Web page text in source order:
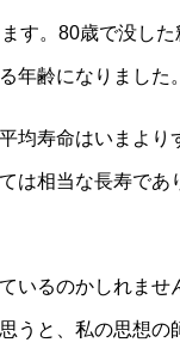
す。80歳で没し
年齢になりました。
均寿命はいまよ
は相当な長寿で
いるのかしれま
うと、私の思想